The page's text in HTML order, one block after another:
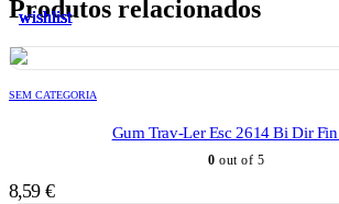
Produtos relacionados
wishlist
SEM CATEGORIA
Gum Trav-Ler Esc 2614 Bi Dir
0 out of 5
8,59 €
wishlist
wishlist
wishlist
wishlist